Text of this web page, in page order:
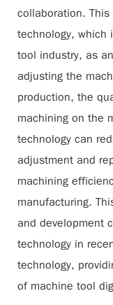
collaboration.
technology, which
tool industry, as
adjusting the
production, the
machining on the
technology can
adjustment and
machining
manufacturing.
and development
technology in
technology,
of machine tool